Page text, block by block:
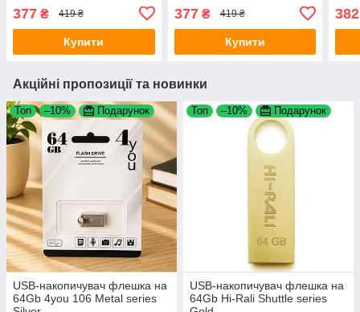
377 ₴ 419 ₴
Купити
377₴ 419 ₴
Купити
382
Акційні пропозиції та новинки
Топ –10% Подарунок
USB-накопичувач флешка на
64Gb 4you 106 Metal series
Топ –10% Подарунок
USB-накопичувач флешка на
64Gb Hi-Rali Shuttle series